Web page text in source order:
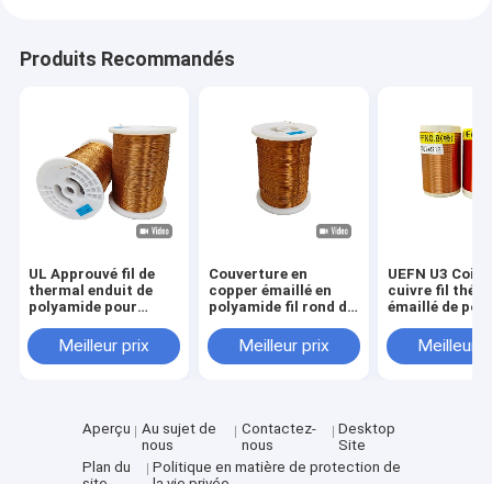
Produits Recommandés
UL Approuvé fil de
thermal enduit de
polyamide pour
classe 155
Meilleur prix
Couverture en
copper émaillé en
polyamide fil rond de
Theramal classe 155
Meilleur prix
UEFN U3
cuivre fil
émaillé de
2,60 mmMeilleur
Aperçu
Au sujet de
nous
Contactez-
nous
Desktop
Site
Plan du
Politique en matière de protection de